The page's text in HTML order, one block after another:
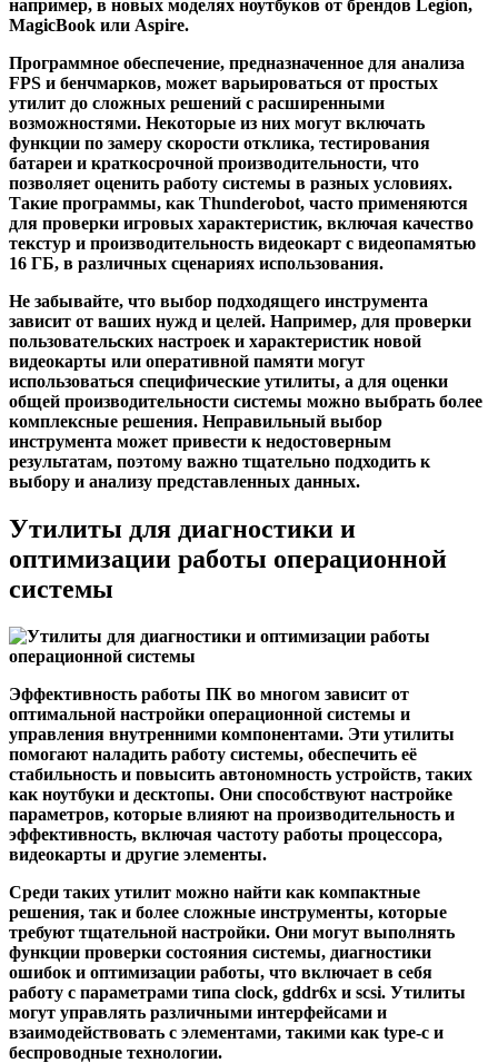
например, в новых моделях ноутбуков от брендов Legion,
MagicBook или Aspire.
Программное обеспечение, предназначенное для анализа
FPS и бенчмарков, может варьироваться от простых
утилит до сложных решений с расширенными
возможностями. Некоторые из них могут включать
функции по замеру скорости отклика, тестирования
батареи и краткосрочной производительности, что
позволяет оценить работу системы в разных условиях.
Такие программы, как Thunderobot, часто применяются
для проверки игровых характеристик, включая качество
текстур и производительность видеокарт с видеопамятью
16 ГБ, в различных сценариях использования.
Не забывайте, что выбор подходящего инструмента
зависит от ваших нужд и целей. Например, для проверки
пользовательских настроек и характеристик новой
видеокарты или оперативной памяти могут
использоваться специфические утилиты, а для оценки
общей производительности системы можно выбрать более
комплексные решения. Неправильный выбор
инструмента может привести к недостоверным
результатам, поэтому важно тщательно подходить к
выбору и анализу представленных данных.
Утилиты для диагностики и
оптимизации работы операционной
системы
Эффективность работы ПК во многом зависит от
оптимальной настройки операционной системы и
управления внутренними компонентами. Эти утилиты
помогают наладить работу системы, обеспечить её
стабильность и повысить автономность устройств, таких
как ноутбуки и десктопы. Они способствуют настройке
параметров, которые влияют на производительность и
эффективность, включая частоту работы процессора,
видеокарты и другие элементы.
Среди таких утилит можно найти как компактные
решения, так и более сложные инструменты, которые
требуют тщательной настройки. Они могут выполнять
функции проверки состояния системы, диагностики
ошибок и оптимизации работы, что включает в себя
работу с параметрами типа clock, gddr6x и scsi. Утилиты
могут управлять различными интерфейсами и
взаимодействовать с элементами, такими как type-c и
беспроводные технологии.